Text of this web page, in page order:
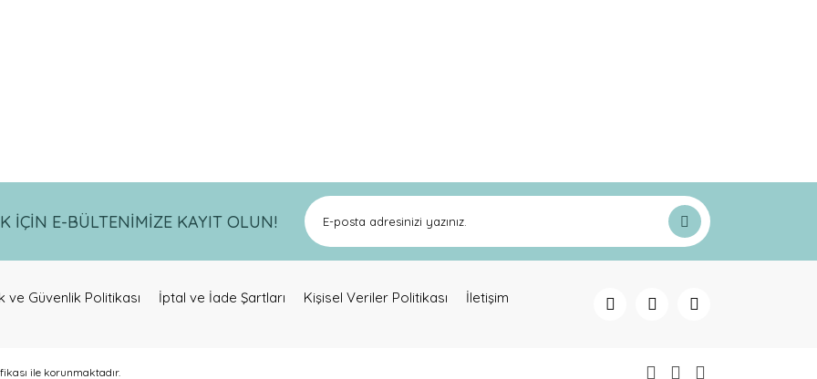
İÇİN E-BÜLTENİMİZE KAYIT OLUN!
ve Güvenlik Politikası İptal ve İade Şartları Kişisel Veriler Politikası İletişim
ile korunmaktadır.